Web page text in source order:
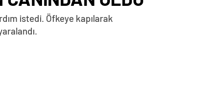
istedi. Öfkeye kapılarak